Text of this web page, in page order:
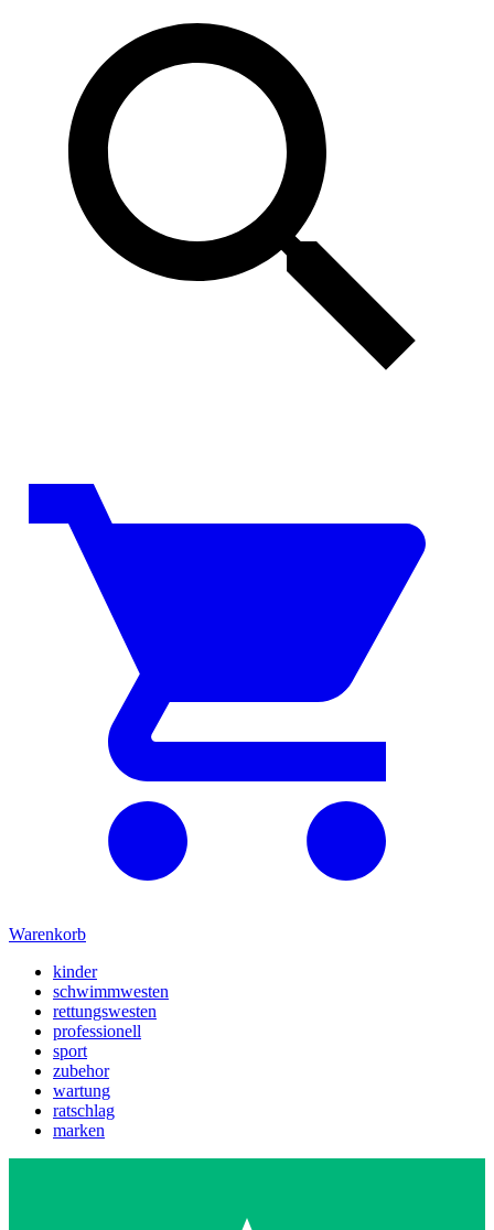
Warenkorb
kinder
schwimmwesten
rettungswesten
professionell
sport
zubehor
wartung
ratschlag
marken